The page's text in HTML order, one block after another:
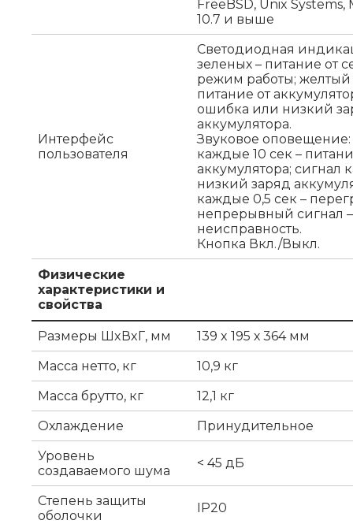
FreeBSD, Unix
10.7 и выше
Интерфейс
пользователя
Светодиодная
зеленых – питание от
режим работы;
питание от
ошибка или низкий
аккумулятора.
Звуковое оповещение:
каждые 10 сек –
аккумулятора; сигнал
низкий заряд
каждые 0,5 сек –
непрерывный сигнал –
неисправность.
Кнопка Вкл./Выкл.
Физические
характеристики и
свойства
Размеры ШxВxГ, мм
139 x 195 х 364 мм
Масса нетто, кг
10,9 кг
Масса брутто, кг
12,1 кг
Охлаждение
Принудительное
Уровень
создаваемого шума
< 45 дБ
Степень защиты
оболочки
IP20